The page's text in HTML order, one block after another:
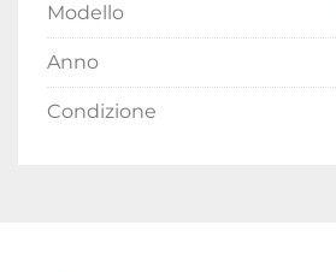
Modello
Anno
Condizione